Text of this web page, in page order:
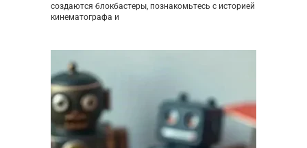
создаются блокбастеры, познакомьтесь с историей
кинематографа и